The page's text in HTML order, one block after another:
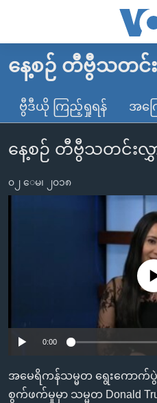
လွယ်ကူ
သည့်
များ
ပင်မ
ညွန်း
စာမျက်နှာ
ကျော်
မူလစာမျက်နှာ
မြန်မာ
ကမ္ဘာ့သတင်းများ
နိုင်ငံတကာ
တရုတ်
ဗွီဒီယို
ရပ်ဝန်းတခု လမ်းတခု အလွန်
အမေရိကန်သုံးအီဒီယံ
ရုပ်ရှင်ထဲက အင်္ဂလိပ်စာ
အပတ်စဉ်ကဏ္ဍများ
ရေဒီယိုနှင့်ရုပ်သံ အချက်အလက်မ
ရေဒီယို/တီဗွီအစီအစဉ်
Learning English
ဗွီအိုအေ လူမှုကွန်ယက်များ
နေ့စဉ် တီဗွီသတင်
ဗွီဒီယို ကြည့်ရှုရန် အကြ
နေ့စဉ် တီဗွီသတင်းလွှ
၀၂ ေမ၊ ၂၀၁၈
No media
0:00
အမေရိကန်သမ္မတ ရွေးကောက်ပွဲ
စွက်ဖက်မှုမှာ သမ္မတ Donald